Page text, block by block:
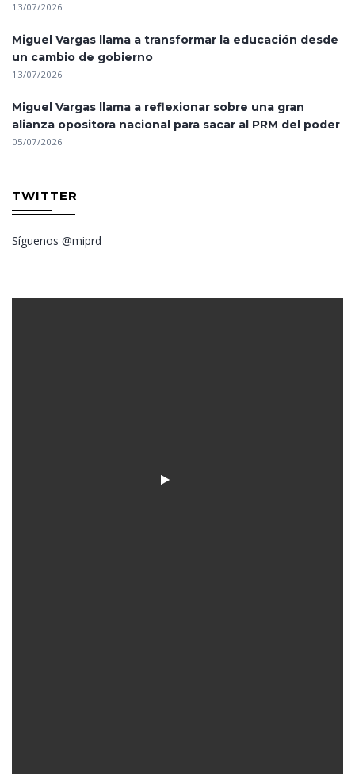
13/07/2026
Miguel Vargas llama a transformar la educación desde
un cambio de gobierno
13/07/2026
Miguel Vargas llama a reflexionar sobre una gran
alianza opositora nacional para sacar al PRM del poder
05/07/2026
TWITTER
Síguenos @miprd